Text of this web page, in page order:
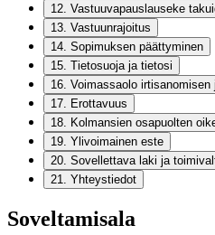
12 Vastuuvapauslauseke
13 Vastuunrajoitus
14 Sopimuksen päättyminen
15 Tietosuoja ja tietosi
16 Voimassaolo irtisanomisen
17
Erottavuus
18
Kolmansien osapuolten
19 Ylivoimainen este
20 Sovellettava laki ja
21
Yhteystiedot
Soveltamisala